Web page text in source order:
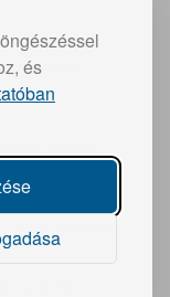
és
Béla ev.